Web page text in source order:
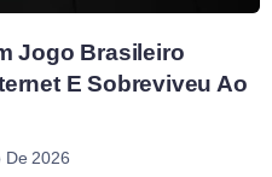
Jogo Brasileiro
E Sobreviveu Ao
De 2026